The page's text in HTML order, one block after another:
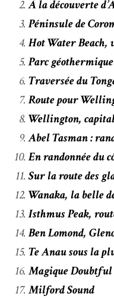
À la découverte
Péninsule de
Hot Water Beach,
Parc
Traversée du
Route pour
Wellington,
Abel Tasman :
En randonnée du
Sur la route des
Wanaka, la belle
Isthmus Peak,
Ben Lomond,
Te Anau sous la
Magique Doubtful
Milford Sound